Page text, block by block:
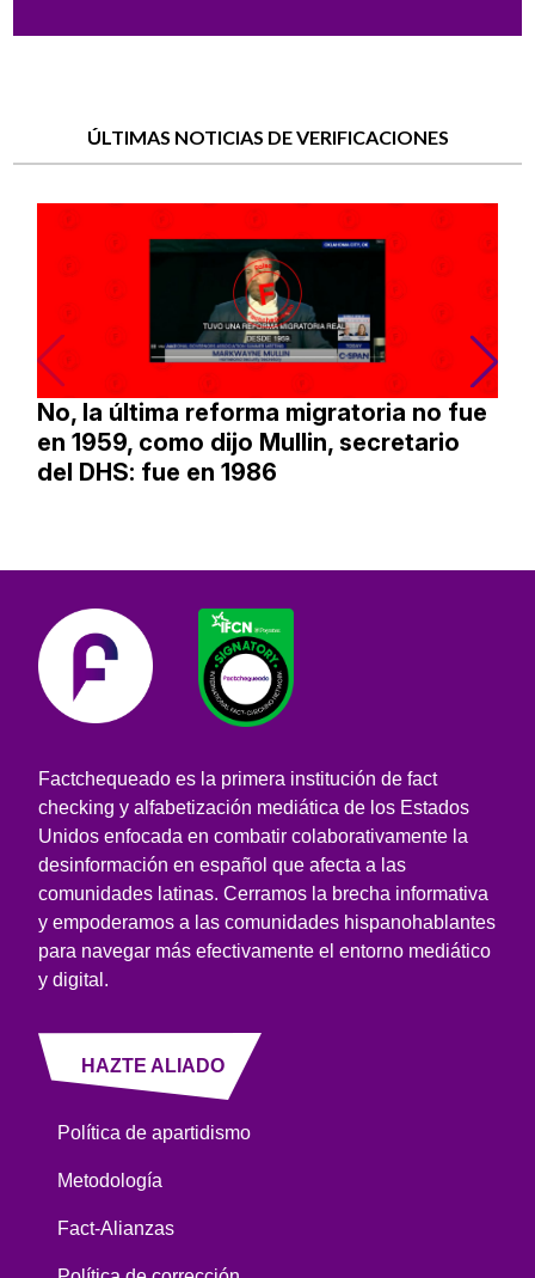
ÚLTIMAS NOTICIAS DE VERIFICACIONES
No, la última reforma migratoria no fue
en 1959, como dijo Mullin, secretario
del DHS: fue en 1986
Factchequeado es la primera institución de fact
checking y alfabetización mediática de los Estados
Unidos enfocada en combatir colaborativamente la
desinformación en español que afecta a las
comunidades latinas. Cerramos la brecha informativa
y empoderamos a las comunidades hispanohablantes
para navegar más efectivamente el entorno mediático
y digital.
HAZTE ALIADO
Política de apartidismo
Metodología
Fact-Alianzas